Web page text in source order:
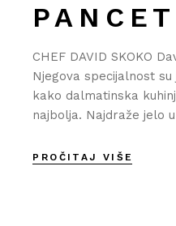
CHEF DAVID SKOKO
Njegova specijalnost
kako dalmatinska
najbolja. Najdraže jelo
PROČITAJ VIŠE